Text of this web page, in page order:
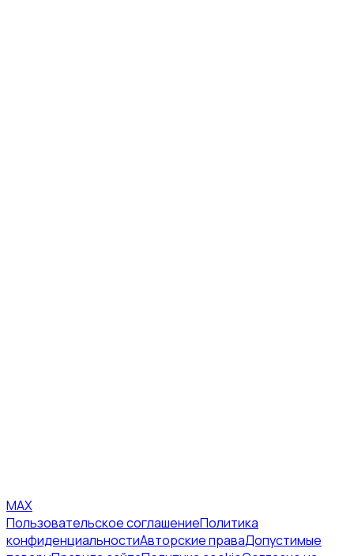
MAX
Пользовательское соглашениеПолитика
конфиденциальностиАвторские праваДопустимые